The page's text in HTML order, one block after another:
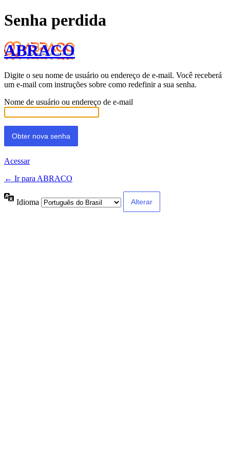
Senha perdida
ABRACO
Digite o seu nome de usuário ou endereço de e-mail. Você receberá
um e-mail com instruções sobre como redefinir a sua senha.
Nome de usuário ou endereço de e-mail
Acessar
← Ir para ABRACO
Idioma